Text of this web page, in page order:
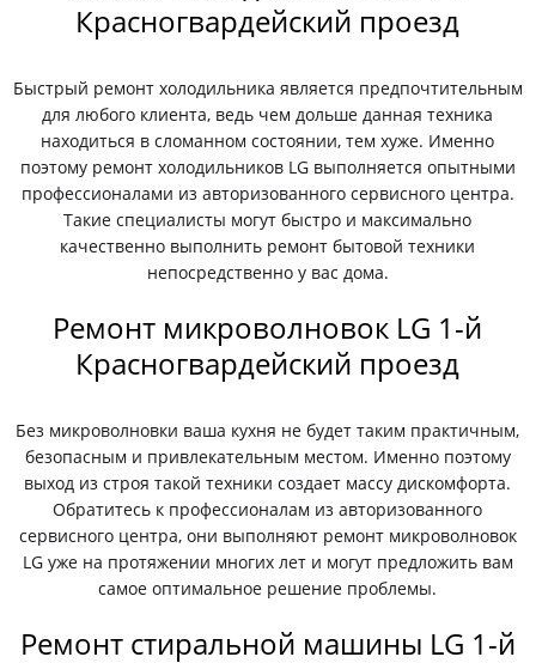
Красногвардейский проезд
Быстрый ремонт холодильника является предпочтительным
для любого клиента, ведь чем дольше данная техника
находиться в сломанном состоянии, тем хуже. Именно
поэтому ремонт холодильников LG выполняется опытными
профессионалами из авторизованного сервисного центра.
Такие специалисты могут быстро и максимально
качественно выполнить ремонт бытовой техники
непосредственно у вас дома.
Ремонт микроволновок LG 1-й
Красногвардейский проезд
Без микроволновки ваша кухня не будет таким практичным,
безопасным и привлекательным местом. Именно поэтому
выход из строя такой техники создает массу дискомфорта.
Обратитесь к профессионалам из авторизованного
сервисного центра, они выполняют ремонт микроволновок
LG уже на протяжении многих лет и могут предложить вам
самое оптимальное решение проблемы.
Ремонт стиральной машины LG 1-й